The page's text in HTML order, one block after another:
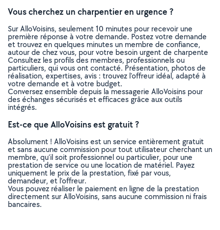
Vous cherchez un charpentier en urgence ?
Sur AlloVoisins, seulement 10 minutes pour recevoir une
première réponse à votre demande. Postez votre demande
et trouvez en quelques minutes un membre de confiance,
autour de chez vous, pour votre besoin urgent de charpente
Consultez les profils des membres, professionnels ou
particuliers, qui vous ont contacté. Présentation, photos de
réalisation, expertises, avis : trouvez l'offreur idéal, adapté à
votre demande et à votre budget.
Conversez ensemble depuis la messagerie AlloVoisins pour
des échanges sécurisés et efficaces grâce aux outils
intégrés.
Est-ce que AlloVoisins est gratuit ?
Absolument ! AlloVoisins est un service entièrement gratuit
et sans aucune commission pour tout utilisateur cherchant un
membre, qu’il soit professionnel ou particulier, pour une
prestation de service ou une location de matériel. Payez
uniquement le prix de la prestation, fixé par vous,
demandeur, et l’offreur.
Vous pouvez réaliser le paiement en ligne de la prestation
directement sur AlloVoisins, sans aucune commission ni frais
bancaires.